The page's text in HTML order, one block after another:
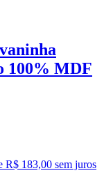
100% MDF
R$ 183,00 sem juros